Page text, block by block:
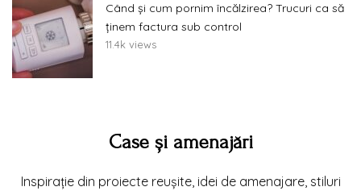
Când și cum pornim încălzirea? Trucuri ca să
ținem factura sub control
11.4k views
Case și amenajări
Inspirație din proiecte reușite, idei de amenajare, stiluri